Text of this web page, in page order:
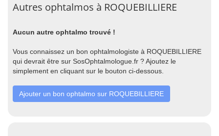
Autres ophtalmos à ROQUEBILLIERE
Aucun autre ophtalmo trouvé !
Vous connaissez un bon ophtalmologiste à ROQUEBILLIERE
qui devrait être sur SosOphtalmologue.fr ? Ajoutez le
simplement en cliquant sur le bouton ci-dessous.
Ajouter un bon ophtalmo sur ROQUEBILLIERE